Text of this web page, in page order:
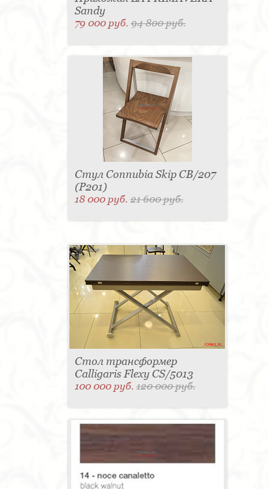
Sandy
79 000 руб.94 800 руб.
Стул Connubia Skip CB/207
(Р201)
18 000 руб.21 600 руб.
Стол трансформер
Calligaris Flexy CS/5013
100 000 руб.120 000 руб.